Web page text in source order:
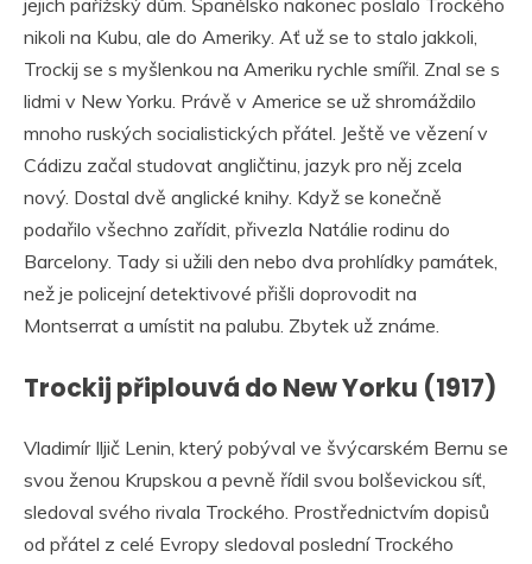
nikoli na Kubu, ale do Ameriky. Ať už se to stalo jakkoli,
Trockij se s myšlenkou na Ameriku rychle smířil. Znal se s
lidmi v New Yorku. Právě v Americe se už shromáždilo
mnoho ruských socialistických přátel. Ještě ve vězení v
Cádizu začal studovat angličtinu, jazyk pro něj zcela
nový. Dostal dvě anglické knihy. Když se konečně
podařilo všechno zařídit, přivezla Natálie rodinu do
Barcelony. Tady si užili den nebo dva prohlídky památek,
než je policejní detektivové přišli doprovodit na
Montserrat a umístit na palubu. Zbytek už známe.
Trockij připlouvá do New Yorku (1917)
Vladimír Iljič Lenin, který pobýval ve švýcarském Bernu se
svou ženou Krupskou a pevně řídil svou bolševickou síť,
sledoval svého rivala Trockého. Prostřednictvím dopisů
od přátel z celé Evropy sledoval poslední Trockého